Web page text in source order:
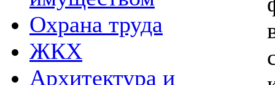
Охрана труда
ЖКХ
Архитектура и